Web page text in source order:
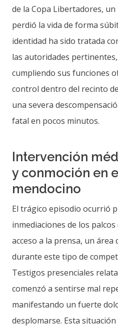
de la Copa Libertadores,
perdió la vida de forma
identidad ha sido tratada
las autoridades
cumpliendo sus funciones
control dentro del recinto
una severa
fatal en pocos minutos.
Intervención
y conmoción en
mendocino
El trágico episodio ocurrió
inmediaciones de los
acceso a la prensa, un
durante este tipo de
Testigos presenciales
comenzó a sentirse mal
manifestando un fuerte
desplomarse. Esta